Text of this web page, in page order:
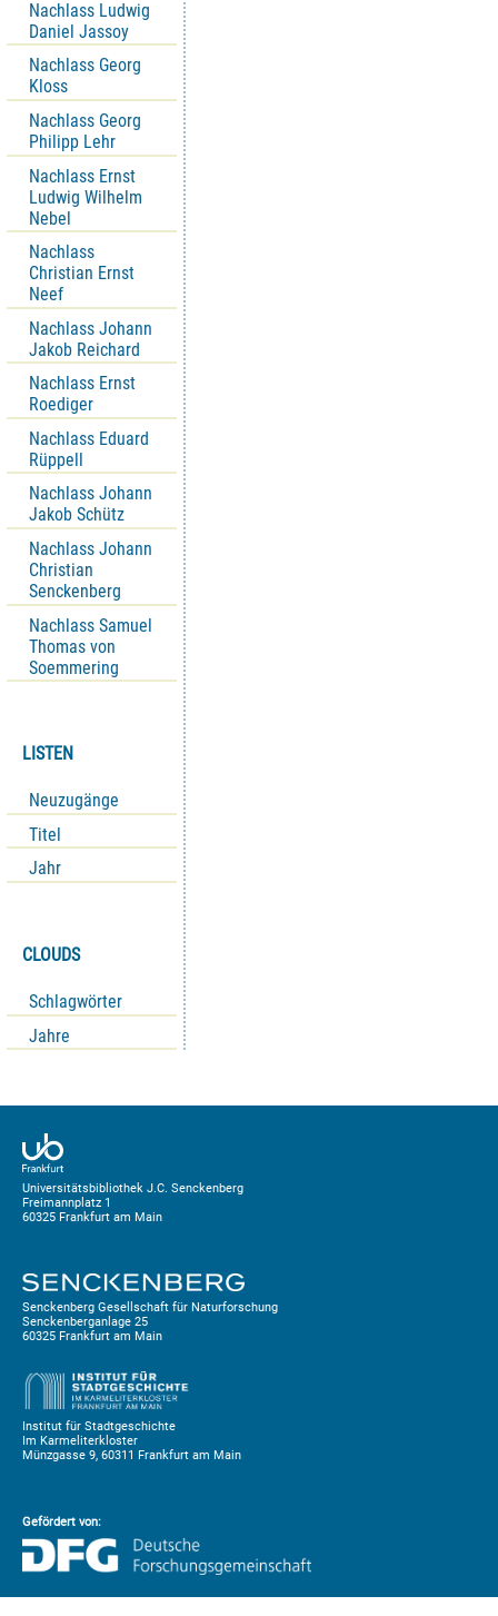
Nachlass Ludwig
Daniel Jassoy
Nachlass Georg
Kloss
Nachlass Georg
Philipp Lehr
Nachlass Ernst
Ludwig Wilhelm
Nebel
Nachlass
Christian Ernst
Neef
Nachlass Johann
Jakob Reichard
Nachlass Ernst
Roediger
Nachlass Eduard
Rüppell
Nachlass Johann
Jakob Schütz
Nachlass Johann
Christian
Senckenberg
Nachlass Samuel
Thomas von
Soemmering
LISTEN
Neuzugänge
Titel
Jahr
CLOUDS
Schlagwörter
Jahre
Universitätsbibliothek J.C. Senckenberg
Freimannplatz 1
60325 Frankfurt am Main
Senckenberg Gesellschaft für Naturforschung
Senckenberganlage 25
60325 Frankfurt am Main
Institut für Stadtgeschichte
Im Karmeliterkloster
Münzgasse 9, 60311 Frankfurt am Main
Gefördert von: